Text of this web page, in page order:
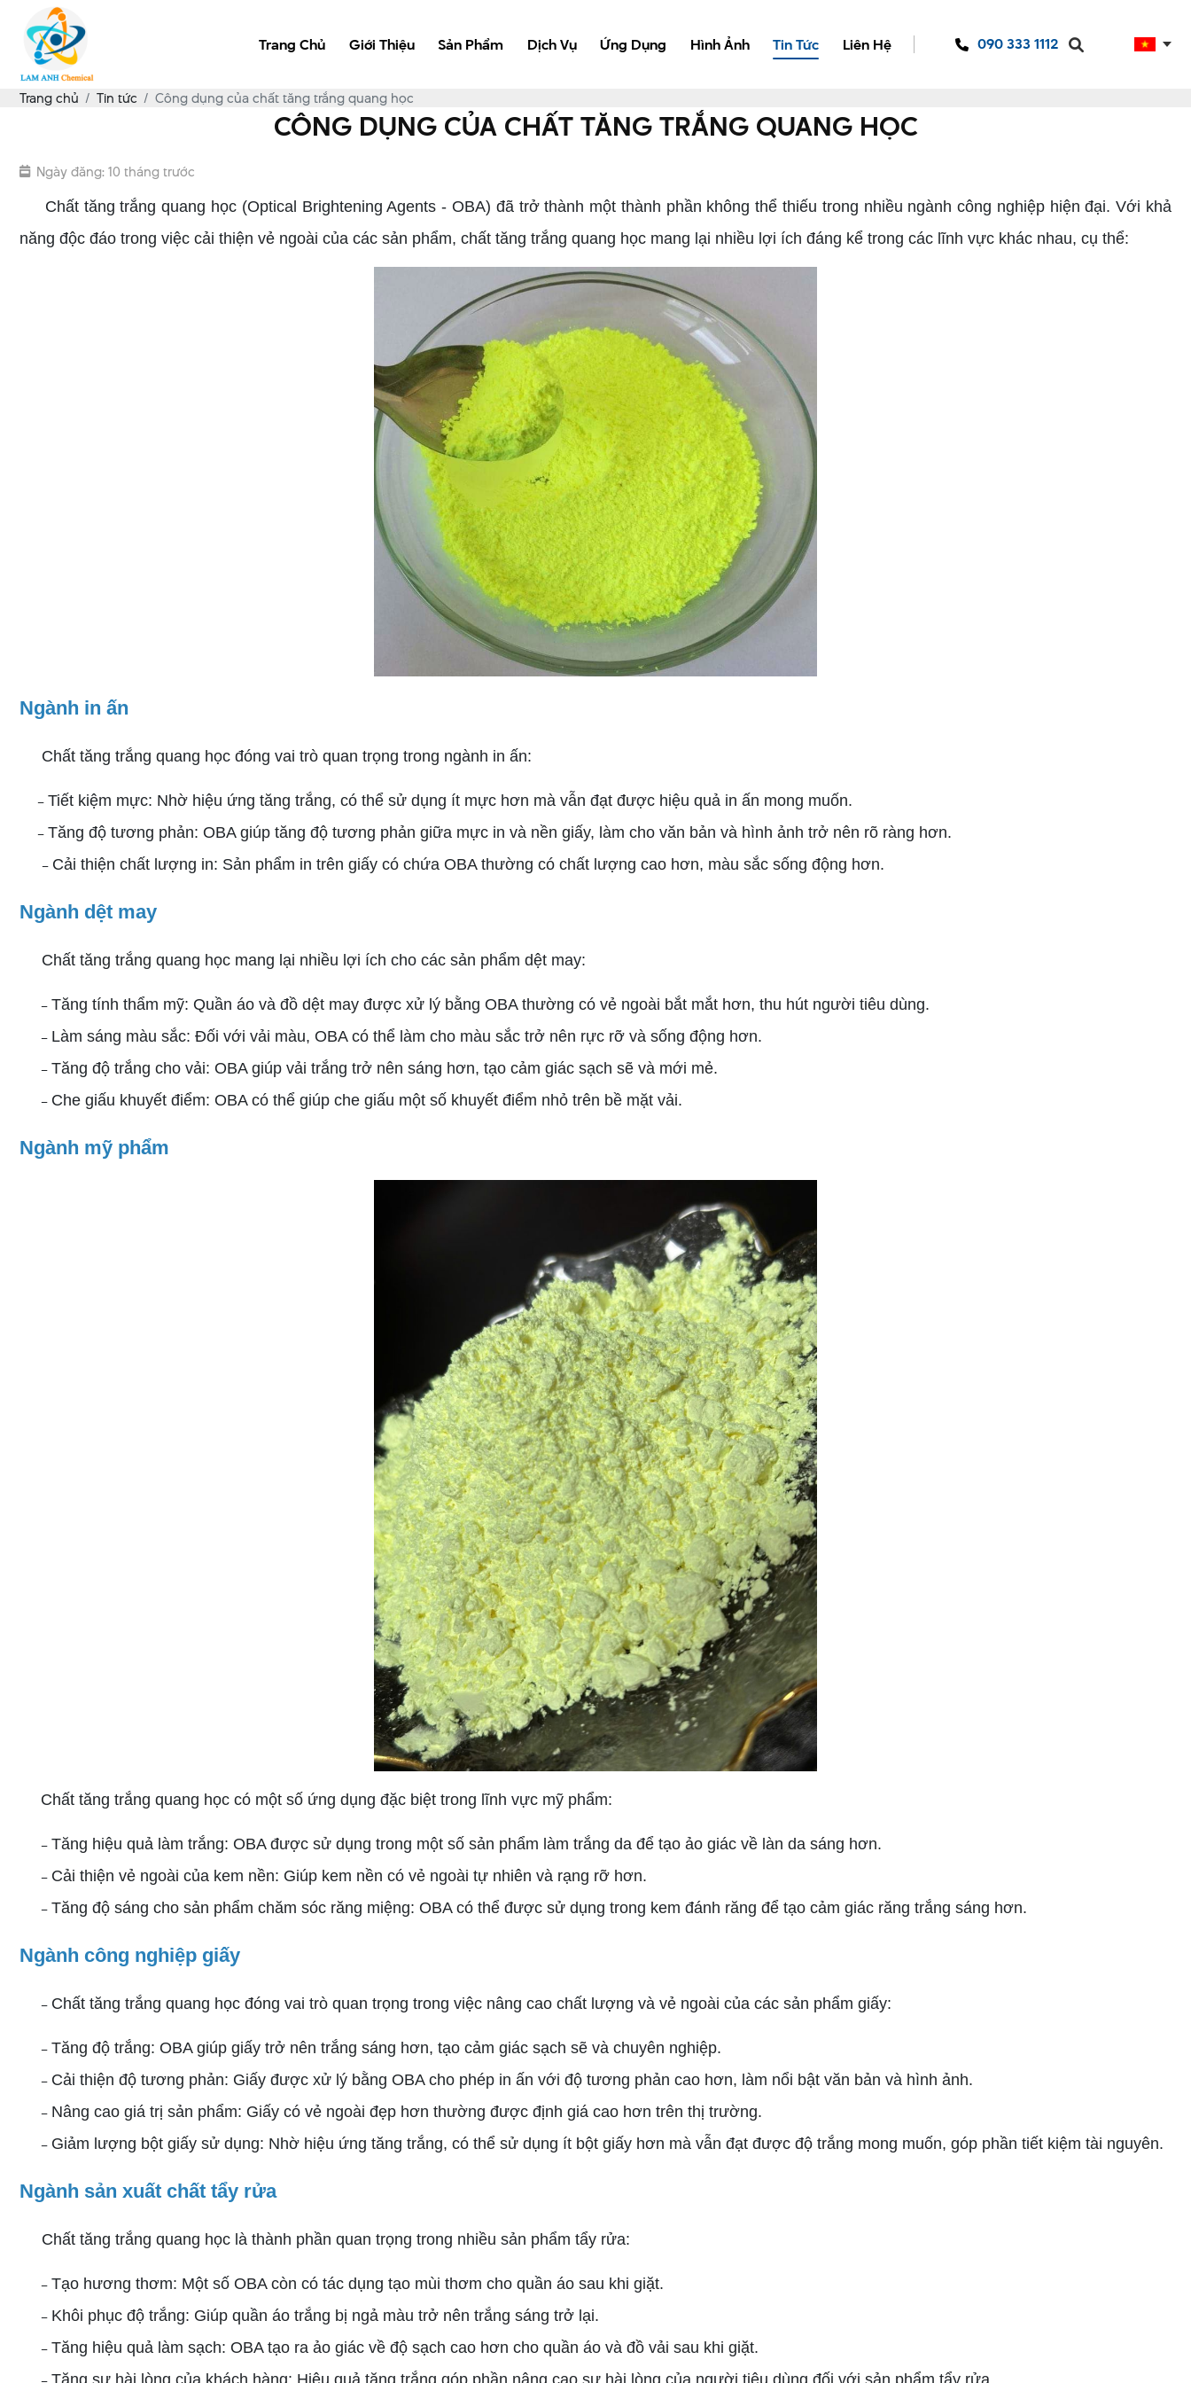
Trang Chủ Giới Thiệu Sản Phẩm Dịch Vụ Ứng Dụng Hình Ảnh Tin Tức Liên Hệ 090 333 1112
Trang chủ Tin tức Công dụng của chất tăng trắng quang học
CÔNG DỤNG CỦA CHẤT TĂNG TRẮNG QUANG HỌC
Ngày đăng: 10 tháng trước
Chất tăng trắng quang học (Optical Brightening Agents - OBA) đã trở thành một thành phần không thể thiếu trong nhiều ngành công nghiệp hiện đại. Với khả
năng độc đáo trong việc cải thiện vẻ ngoài của các sản phẩm, chất tăng trắng quang học mang lại nhiều lợi ích đáng kể trong các lĩnh vực khác nhau, cụ thể:
Ngành in ấn
Chất tăng trắng quang học đóng vai trò quan trọng trong ngành in ấn:
– Tiết kiệm mực: Nhờ hiệu ứng tăng trắng, có thể sử dụng ít mực hơn mà vẫn đạt được hiệu quả in ấn mong muốn.
​​​​​​​–​​​​​​​ ​​​​​​​ Tăng độ tương phản: OBA giúp tăng độ tương phản giữa mực in và nền giấy, làm cho văn bản và hình ảnh trở nên rõ ràng hơn.
–​​​​​​​ Cải thiện chất lượng in: Sản phẩm in trên giấy có chứa OBA thường có chất lượng cao hơn, màu sắc sống động hơn.
Ngành dệt may
Chất tăng trắng quang học mang lại nhiều lợi ích cho các sản phẩm dệt may:
–​​​​​​​ Tăng tính thẩm mỹ: Quần áo và đồ dệt may được xử lý bằng OBA thường có vẻ ngoài bắt mắt hơn, thu hút người tiêu dùng.
–​​​​​​​ Làm sáng màu sắc: Đối với vải màu, OBA có thể làm cho màu sắc trở nên rực rỡ và sống động hơn.
–​​​​​​​ Tăng độ trắng cho vải: OBA giúp vải trắng trở nên sáng hơn, tạo cảm giác sạch sẽ và mới mẻ.
–​​​​​​​ Che giấu khuyết điểm: OBA có thể giúp che giấu một số khuyết điểm nhỏ trên bề mặt vải.
Ngành mỹ phẩm
Chất tăng trắng quang học có một số ứng dụng đặc biệt trong lĩnh vực mỹ phẩm:
–​​​​​​​ Tăng hiệu quả làm trắng: OBA được sử dụng trong một số sản phẩm làm trắng da để tạo ảo giác về làn da sáng hơn.
–​​​​​​​ Cải thiện vẻ ngoài của kem nền: Giúp kem nền có vẻ ngoài tự nhiên và rạng rỡ hơn.
–​​​​​​​ Tăng độ sáng cho sản phẩm chăm sóc răng miệng: OBA có thể được sử dụng trong kem đánh răng để tạo cảm giác răng trắng sáng hơn.
Ngành công nghiệp giấy
–​​​​​​​ Chất tăng trắng quang học đóng vai trò quan trọng trong việc nâng cao chất lượng và vẻ ngoài của các sản phẩm giấy:
–​​​​​​​ Tăng độ trắng: OBA giúp giấy trở nên trắng sáng hơn, tạo cảm giác sạch sẽ và chuyên nghiệp.
–​​​​​​​ Cải thiện độ tương phản: Giấy được xử lý bằng OBA cho phép in ấn với độ tương phản cao hơn, làm nổi bật văn bản và hình ảnh.
–​​​​​​​ Nâng cao giá trị sản phẩm: Giấy có vẻ ngoài đẹp hơn thường được định giá cao hơn trên thị trường.
–​​​​​​​ Giảm lượng bột giấy sử dụng: Nhờ hiệu ứng tăng trắng, có thể sử dụng ít bột giấy hơn mà vẫn đạt được độ trắng mong muốn, góp phần tiết kiệm tài nguyên.
Ngành sản xuất chất tẩy rửa
Chất tăng trắng quang học là thành phần quan trọng trong nhiều sản phẩm tẩy rửa:
–​​​​​​​ Tạo hương thơm: Một số OBA còn có tác dụng tạo mùi thơm cho quần áo sau khi giặt.
–​​​​​​​ ​​​​​​​ Khôi phục độ trắng: Giúp quần áo trắng bị ngả màu trở nên trắng sáng trở lại.
–​​​​​​​ Tăng hiệu quả làm sạch: OBA tạo ra ảo giác về độ sạch cao hơn cho quần áo và đồ vải sau khi giặt.
Tăng sự hài lòng của khách hàng: Hiệu quả tăng trắng góp phần nâng cao sự hài lòng của người tiêu dùng đối với sản phẩm tẩy rửa.